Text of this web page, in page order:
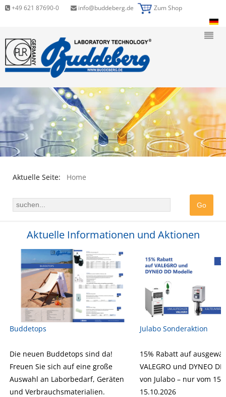
+49 621 87690-0 info@buddeberg.de Zum Shop
Aktuelle Seite: Home
Aktuelle Informationen und Aktionen
Buddetops
Die neuen Buddetops sind da!
Freuen Sie sich auf eine große
Auswahl an Laborbedarf, Geräten
und Verbrauchsmaterialien.
Julabo Sonderaktion
15% Rabatt auf
VALEGRO und DYNEO
von Julabo – nur vom
15.10.2026